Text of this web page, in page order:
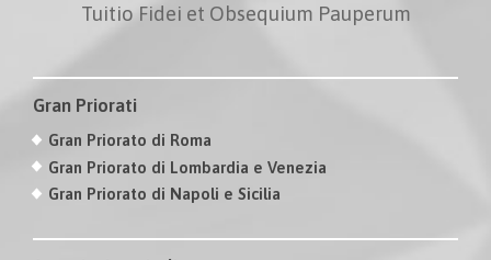
Tuitio Fidei et Obsequium Pauperum
Gran Priorati
Gran Priorato di Roma
Gran Priorato di Lombardia e Venezia
Gran Priorato di Napoli e Sicilia